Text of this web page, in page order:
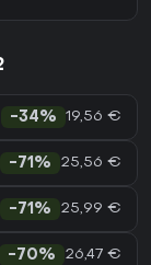
-34% 19,56 €
-71% 25,56 €
-71% 25,99 €
-70% 26,47 €